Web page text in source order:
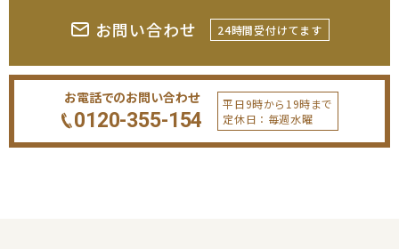
お問い合わせ 24時間受付けてます
お電話でのお問い合わせ
0120-355-154
平日9時から19時まで
定休日：毎週水曜